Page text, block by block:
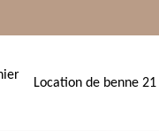
Location de benne 21